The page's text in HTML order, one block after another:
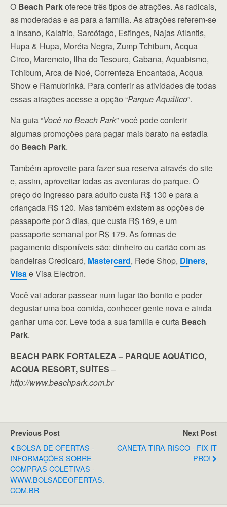
O Beach Parkoferece três tipos de atrações. As radicais,
as moderadas e as para a família. As atrações referem-se
a Insano, Kalafrio, Sarcófago, Esfinges, Najas Atlantis,
Hupa & Hupa, Moréia Negra, Zump Tchibum, Acqua
Circo, Maremoto, Ilha do Tesouro, Cabana, Aquabismo,
Tchibum, Arca de Noé, Correnteza Encantada, Acqua
Show e Ramubrinká. Para conferir as atividades de todas
essas atrações acesse a opção “Parque Aquático”.
Na guia “Você no Beach Park” você pode conferir
algumas promoções para pagar mais barato na estadia
do Beach Park.
Também aproveite para fazer sua reserva através do site
e, assim, aproveitar todas as aventuras do parque. O
preço do ingresso para adulto custa R$ 130 e para a
criançada R$ 120. Mas também existem as opções de
passaporte por 3 dias, que custa R$ 169, e um
passaporte semanal por R$ 179. As formas de
pagamento disponíveis são: dinheiro ou cartão com as
bandeiras Credicard, Mastercard, Rede Shop, Diners,
Visae Visa Electron.
Você vai adorar passear num lugar tão bonito e poder
degustar uma boa comida, conhecer gente nova e ainda
ganhar uma cor. Leve toda a sua família e curta Beach
Park.
BEACH PARK FORTALEZA – PARQUE AQUÁTICO,
ACQUA RESORT, SUÍTES –
http://www.beachpark.com.br
Previous Post
BOLSA DE OFERTAS -
INFORMAÇÕES SOBRE
COMPRAS COLETIVAS -
WWW.BOLSADEOFERTAS.
COM.BR
Next Post
CANETA TIRA RISCO - FIX IT
PRO!